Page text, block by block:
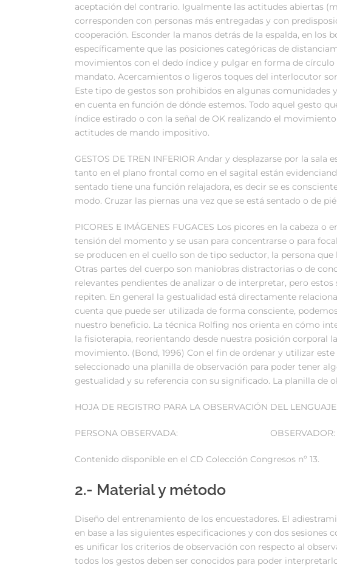
aceptación del contrario. Igualmente las actitudes abiertas
corresponden con personas más entregadas y con
cooperación. Esconder la manos detrás de la espalda, en los
específicamente que las posiciones categóricas de
movimientos con el dedo índice y pulgar en forma de
mandato. Acercamientos o ligeros toques del interlocutor
Este tipo de gestos son prohibidos en algunas comunidades
en cuenta en función de dónde estemos. Todo aquel gesto
índice estirado o con la señal de OK realizando el
actitudes de mando impositivo.
GESTOS DE TREN INFERIOR Andar y desplazarse por la
tanto en el plano frontal como en el sagital están
sentado tiene una función relajadora, es decir se es
modo. Cruzar las piernas una vez que se está sentado o de
PICORES E IMÁGENES FUGACES Los picores en la cabeza
tensión del momento y se usan para concentrarse o para
se producen en el cuello son de tipo seductor, la persona
Otras partes del cuerpo son maniobras distractorias o de
relevantes pendientes de analizar o de interpretar, pero
repiten. En general la gestualidad está directamente
cuenta que puede ser utilizada de forma consciente,
nuestro beneficio. La técnica Rolfing nos orienta en cómo
la fisioterapia, reorientando desde nuestra posición corporal
movimiento. (Bond, 1996) Con el fin de ordenar y utilizar
seleccionado una planilla de observación para poder tener
gestualidad y su referencia con su significado. La planilla de
HOJA DE REGISTRO PARA LA OBSERVACIÓN DEL
PERSONA OBSERVADA: OBSERVADOR:
Contenido disponible en el CD Colección Congresos nº 13.
2.- Material y método
Diseño del entrenamiento de los encuestadores. El
en base a las siguientes especificaciones y con dos sesiones
es unificar los criterios de observación con respecto al
todos los gestos deben ser conocidos para poder